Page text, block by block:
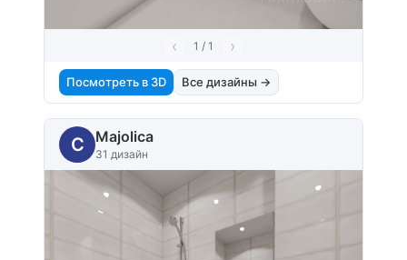
‹ 1 / 1 ›
Посмотреть в 3D Все дизайны →
C Majolica
31 дизайн